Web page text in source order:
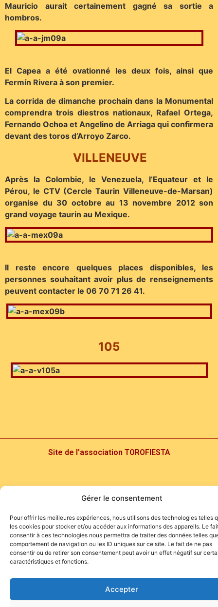
Gérer le consentement
Pour offrir les meilleures expériences, nous utilisons des technologies telles
les cookies pour stocker et/ou accéder aux informations des appareils. Le
consentir à ces technologies nous permettra de traiter des données telles
comportement de navigation ou les ID uniques sur ce site. Le fait de ne pas
consentir ou de retirer son consentement peut avoir un effet négatif sur
caractéristiques et fonctions.
Accepter
Mauricio aurait certainement gagné sa sortie a
hombros.
El Capea a été ovationné les deux fois, ainsi que
Fermín Rivera à son premier.
La corrida de dimanche prochain dans la Monumental
comprendra trois diestros nationaux, Rafael Ortega,
Fernando Ochoa et Angelino de Arriaga qui confirmera
devant des toros d’Arroyo Zarco.
VILLENEUVE
Après la Colombie, le Venezuela, l’Equateur et le
Pérou, le CTV (Cercle Taurin Villeneuve-de-Marsan)
organise du 30 octobre au 13 novembre 2012 son
grand voyage taurin au Mexique.
Il reste encore quelques places disponibles, les
personnes souhaitant avoir plus de renseignements
peuvent contacter le 06 70 71 26 41.
105
Site de l'association TOROFIESTA